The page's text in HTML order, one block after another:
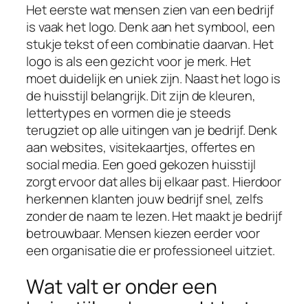
Het eerste wat mensen zien van een bedrijf
is vaak het logo. Denk aan het symbool, een
stukje tekst of een combinatie daarvan. Het
logo is als een gezicht voor je merk. Het
moet duidelijk en uniek zijn. Naast het logo is
de huisstijl belangrijk. Dit zijn de kleuren,
lettertypes en vormen die je steeds
terugziet op alle uitingen van je bedrijf. Denk
aan websites, visitekaartjes, offertes en
social media. Een goed gekozen huisstijl
zorgt ervoor dat alles bij elkaar past. Hierdoor
herkennen klanten jouw bedrijf snel, zelfs
zonder de naam te lezen. Het maakt je bedrijf
betrouwbaar. Mensen kiezen eerder voor
een organisatie die er professioneel uitziet.
Wat valt er onder een